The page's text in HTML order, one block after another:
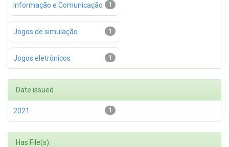
1
Informação e Comunicação
1
Jogos de simulação
1
Jogos eletrônicos
Date issued
1
2021
Has File(s)